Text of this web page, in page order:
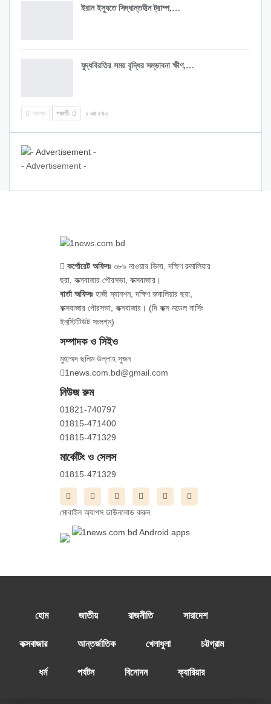
ইরান ইস্যুতে সিদ্ধান্তহীন ট্রাম্প,…
যুদ্ধবিরতির সময় বৃদ্ধির সম্ভাবনা ক্ষীণ,…
আগের পরবর্তী ১ এর ৫৪৩
- Advertisement -
কর্পোরেট অফিসঃ৩৮৯ নাওয়ার ভিলা, দক্ষিণ রুমালিয়ার
ছরা, কক্সবাজার পৌরসভা, কক্সবাজার।
বার্তা অফিসঃ হাজী ম্যানশন, দক্ষিণ রুমালিয়ার ছরা,
কক্সবাজার পৌরসভা, কক্সবাজার। (দি কক্স মডেল নার্সিং
ইনস্টিটিউট সংলগ্ন)
সম্পাদক ও সিইও
মুহাম্মদ ছলিম উল্লাহ সুজন
1news.com.bd@gmail.com
নিউজ রুম
01821-740797
01815-471400
01815-471329
মার্কেটিং ও সেলস
01815-471329
মোবাইল অ্যাপস ডাউনলোড করুন
হোম জাতীয় রাজনীতি সারাদেশ
কক্সবাজার আন্তর্জাতিক খেলাধুলা চট্টগ্রাম
ধর্ম পর্যটন বিনোদন ক্যারিয়ার